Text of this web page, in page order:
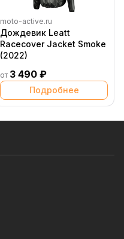
moto-active.ru
Дождевик Leatt
Racecover Jacket Smoke
(2022)
от 3 490 ₽
Подробнее